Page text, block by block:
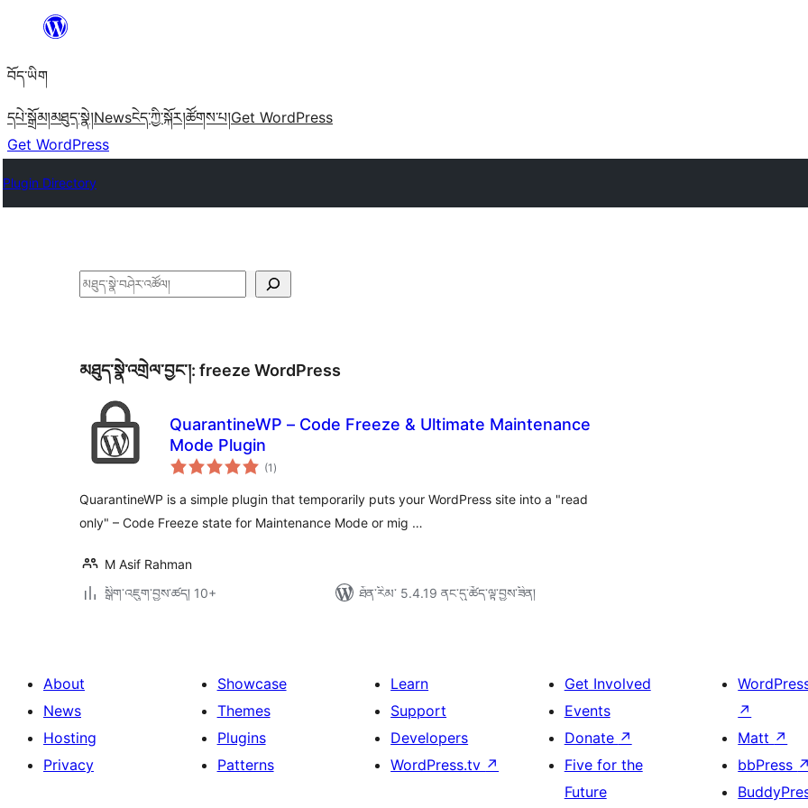
content
བོད་ཡིག
དཔེ་སྒྲོམ།མཐུད་སྣེ།Newsངེད་ཀྱི་སྐོར།ཚོགས་པ།Get WordPress
Get WordPress
Plugin Directory
བཤེར་
མཐུད་སྣེ་འགྲེལ་བྱང་།: freeze WordPress
QuarantineWP – Code Freeze & Ultimate Maintenance
Mode Plugin
(1 གདེང་
འཇོག་
ཚང་།
)
QuarantineWP is a simple plugin that temporarily puts your WordPress site into a "read
only" – Code Freeze state for Maintenance Mode or mig …
M Asif Rahman
སྒྲིག་འཇུག་བྱས་ཚད། 10+
ཐོན་རིམ་ 5.4.19 ནང་དུ་ཚོད་ལྟ་བྱས་ཟིན།
About
News
Hosting
Privacy
Showcase
Themes
Plugins
Patterns
Learn
Support
Developers
WordPress.tv ↗
Get Involved
Events
Donate ↗
Five for the
Future
↗
Matt ↗
bbPress ↗